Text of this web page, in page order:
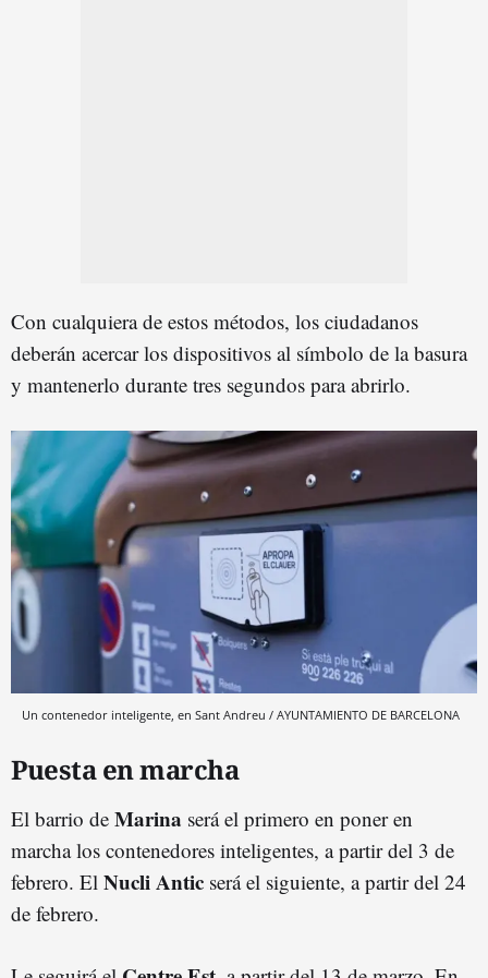
Con cualquiera de estos métodos, los ciudadanos
deberán acercar los dispositivos al símbolo de la basura
y mantenerlo durante tres segundos para abrirlo.
Un contenedor inteligente, en Sant Andreu / AYUNTAMIENTO DE BARCELONA
Puesta en marcha
El barrio de Marina será el primero en poner en
marcha los contenedores inteligentes, a partir del 3 de
febrero. El Nucli Antic será el siguiente, a partir del 24
de febrero.